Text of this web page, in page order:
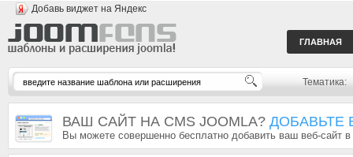
Добавь виджет на Яндекс
ГЛАВНАЯ
Тематика:
ВАШ САЙТ НА CMS JOOMLA? ДОБАВЬТЕ
Вы можете совершенно бесплатно добавить ваш веб-сайт